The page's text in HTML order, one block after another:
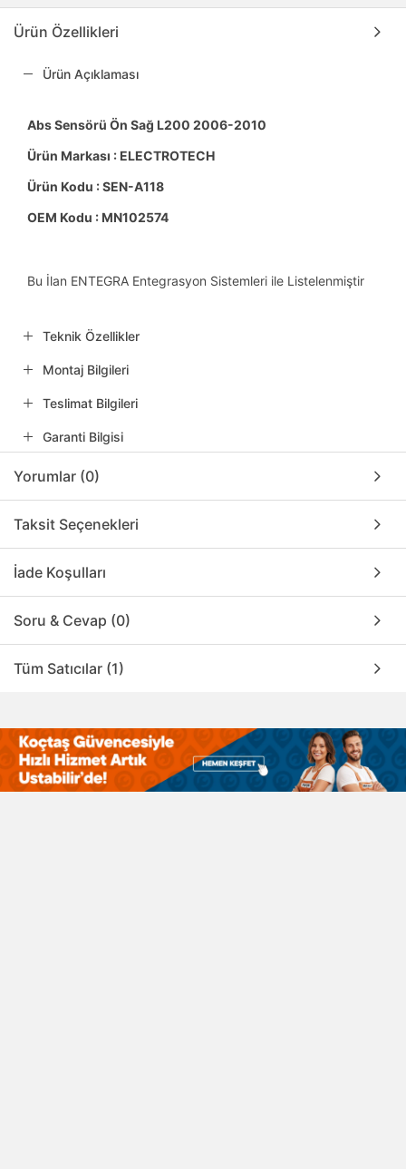
Ürün Özellikleri
Ürün Açıklaması
Abs Sensörü Ön Sağ L200 2006-2010
Ürün Markası : ELECTROTECH
Ürün Kodu : SEN-A118
OEM Kodu : MN102574
Bu İlan ENTEGRA Entegrasyon Sistemleri ile Listelenmiştir
Teknik Özellikler
Montaj Bilgileri
Teslimat Bilgileri
Garanti Bilgisi
Yorumlar (0)
Taksit Seçenekleri
İade Koşulları
Soru & Cevap (0)
Tüm Satıcılar (1)